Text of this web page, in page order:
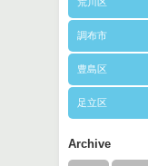
調布市
豊島区
足立区
Archive